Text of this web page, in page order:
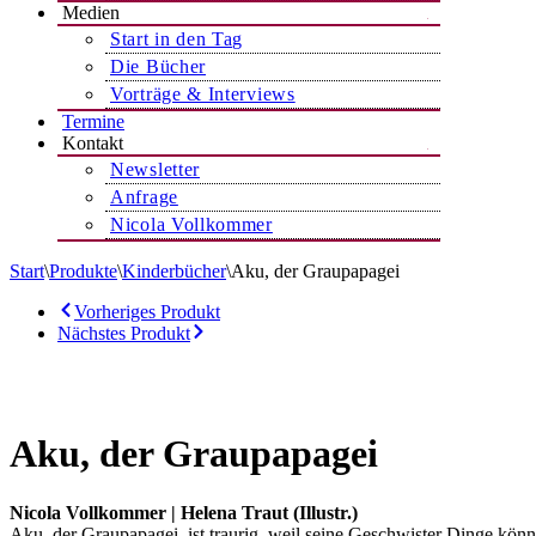
Medien
Start in den Tag
Die Bücher
Vorträge & Interviews
Termine
Kontakt
Newsletter
Anfrage
Nicola Vollkommer
Start\Produkte\Kinderbücher\Aku, der Graupapagei
Vorheriges Produkt
Nächstes Produkt
Aku, der Graupapagei
Nicola Vollkommer | Helena Traut (Illustr.)